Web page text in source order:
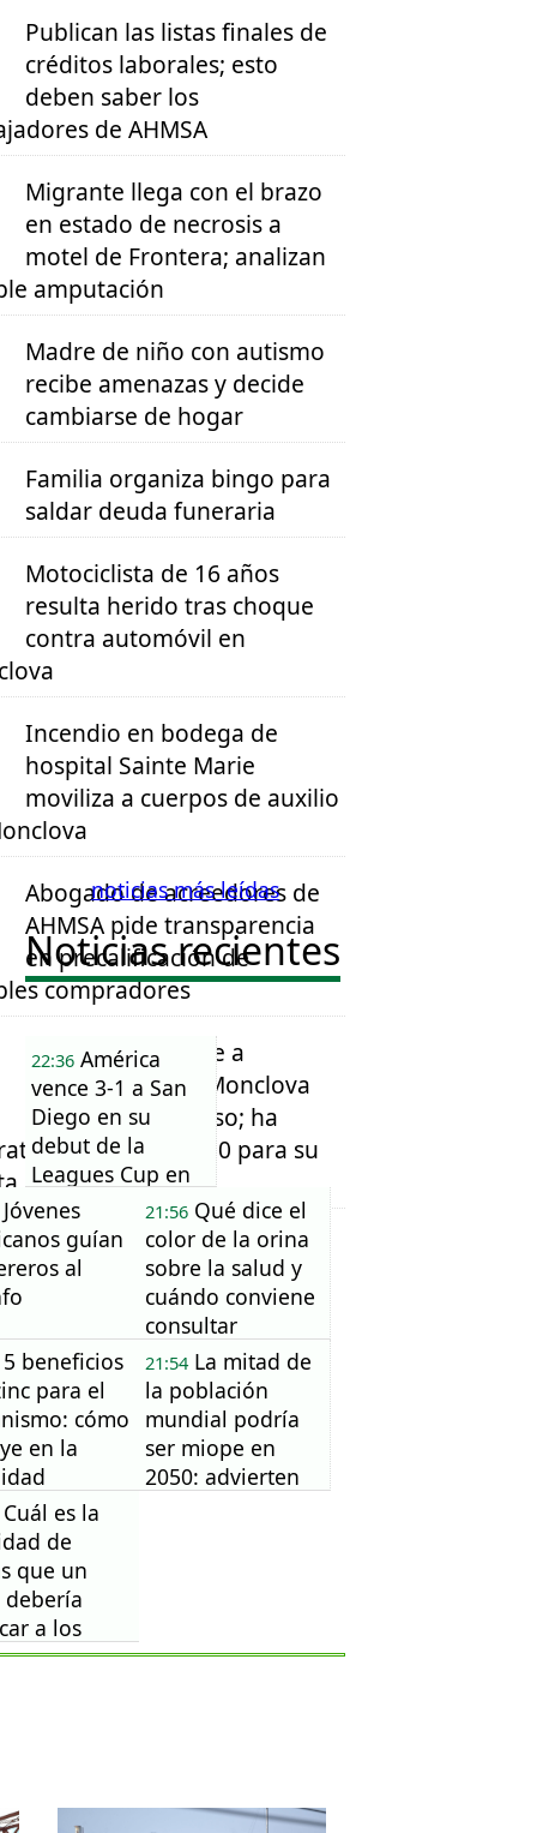
Publican las listas finales de
créditos laborales; esto
deben saber los
de AHMSA
Migrante llega con el brazo
en estado de necrosis a
motel de Frontera; analizan
amputación
Madre de niño con autismo
recibe amenazas y decide
cambiarse de hogar
Familia organiza bingo para
saldar deuda funeraria
Motociclista de 16 años
resulta herido tras choque
contra automóvil en
Incendio en bodega de
hospital Sainte Marie
moviliza a cuerpos de auxilio
Abogado de acreedores de
AHMSA pide transparencia
en precalificación de
compradores
Manwah reconoce a
trabajadores de Monclova
por su compromiso; ha
a cerca de 100 para su
en Monterrey
noticias más leídas
Noticias recientes
22:36 América
vence 3-1 a San
Diego en su
debut de la
Leagues Cup en
el Azteca
Jóvenes
guían
al
21:56Qué dice el
color de la orina
sobre la salud y
cuándo conviene
consultar
5 beneficios
para el
cómo
en la
21:54La mitad de
la población
mundial podría
ser miope en
2050: advierten
Cuál es la
de
que un
a los